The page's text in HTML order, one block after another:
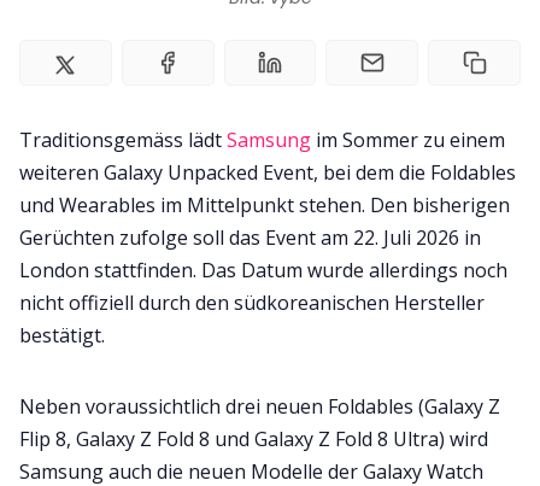
Traditionsgemäss lädtSamsung im Sommer zu einem
weiteren Galaxy Unpacked Event, bei dem die Foldables
und Wearables im Mittelpunkt stehen. Den bisherigen
Gerüchten zufolge soll das Event am 22. Juli 2026 in
London stattfinden. Das Datum wurde allerdings noch
nicht offiziell durch den südkoreanischen Hersteller
bestätigt.
Neben voraussichtlich drei neuen Foldables (Galaxy Z
Flip 8, Galaxy Z Fold 8 und Galaxy Z Fold 8 Ultra) wird
Samsung auch die neuen Modelle der Galaxy Watch